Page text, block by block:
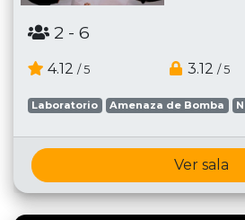
2 - 6
4.12 / 5 3.12 / 5
Laboratorio Amenaza de Bomba
Ver sala